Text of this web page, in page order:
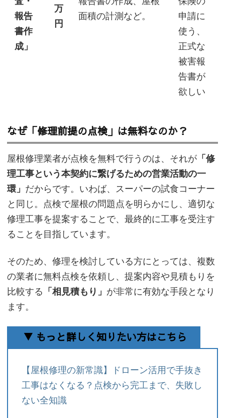
報告
書作
成」
万
円
面積の計測など。
申請に
使う、
正式な
被害報
告書が
欲しい
なぜ「修理前提の点検」は無料なのか？
屋根修理業者が点検を無料で行うのは、それが 「修
理工事という本契約に繋げるための営業活動の一
環」 だからです。いわば、スーパーの試食コーナー
と同じ。点検で屋根の問題点を明らかにし、適切な
修理工事を提案することで、最終的に工事を受注す
ることを目指しています。
そのため、修理を検討している方にとっては、複数
の業者に無料点検を依頼し、提案内容や見積もりを
比較する 「相見積もり」 が非常に有効な手段となり
ます。
▼ もっと詳しく知りたい方はこちら
【屋根修理の新常識】ドローン活用で手抜き
工事はなくなる？点検から完工まで、失敗し
ない全知識